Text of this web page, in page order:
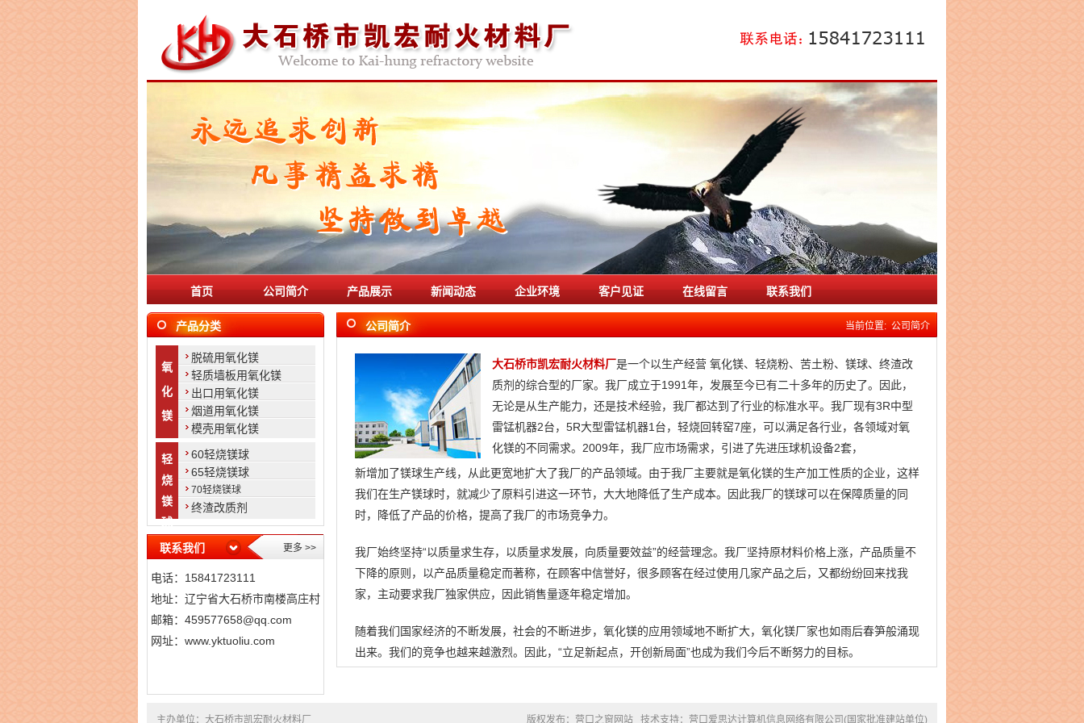
首页 公司简介 产品展示 新闻动态 企业环境 客户见证 在线留言 联系我们
产品分类
氧
化
镁
脱硫用氧化镁
轻质墙板用氧化镁
出口用氧化镁
烟道用氧化镁
模壳用氧化镁
轻
烧
镁
球
60轻烧镁球
65轻烧镁球
70轻烧镁球
终渣改质剂
联系我们 更多 >>
电话：15841723111
地址：辽宁省大石桥市南楼高庄村
邮箱： 459577658@qq.com
网址： www.yktuoliu.com
公司简介 当前位置: 公司简介
大石桥市凯宏耐火材料厂是一个以生产经营 氧化镁、轻烧粉、苦土粉、镁球、终渣改
质剂的综合型的厂家。我厂成立于1991年，发展至今已有二十多年的历史了。因此，
无论是从生产能力，还是技术经验，我厂都达到了行业的标准水平。我厂现有3R中型
雷锰机器2台，5R大型雷锰机器1台，轻烧回转窑7座，可以满足各行业，各领域对氧
化镁的不同需求。2009年，我厂应市场需求，引进了先进压球机设备2套，
新增加了镁球生产线，从此更宽地扩大了我厂的产品领域。由于我厂主要就是氧化镁的生产加工性质的企业，这样
我们在生产镁球时，就减少了原料引进这一环节，大大地降低了生产成本。因此我厂的镁球可以在保障质量的同
时，降低了产品的价格，提高了我厂的市场竞争力。
我厂始终坚持“以质量求生存，以质量求发展，向质量要效益”的经营理念。我厂坚持原材料价格上涨，产品质量不
下降的原则，以产品质量稳定而著称，在顾客中信誉好，很多顾客在经过使用几家产品之后，又都纷纷回来找我
家，主动要求我厂独家供应，因此销售量逐年稳定增加。
随着我们国家经济的不断发展，社会的不断进步，氧化镁的应用领域地不断扩大，氧化镁厂家也如雨后春笋般涌现
出来。我们的竞争也越来越激烈。因此，“立足新起点，开创新局面”也成为我们今后不断努力的目标。
主办单位：大石桥市凯宏耐火材料厂 版权发布： 营口之窗网站 技术支持： 营口爱思达计算机信息网络有限公司(国家批准建站单位)